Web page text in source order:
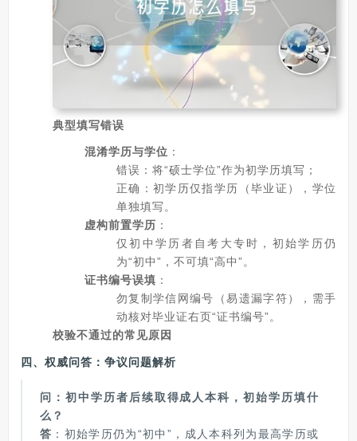
典型填写错误
混淆学历与学位 ：
错误：将“硕士学位”作为初学历填写；
正确：初学历仅指学历（毕业证），学位
单独填写。
虚构前置学历 ：
仅初中学历者自考大专时，初始学历仍
为“初中”，不可填“高中”。
证书编号误填 ：
勿复制学信网编号（易遗漏字符），需手
动核对毕业证右页“证书编号”。
校验不通过的常见原因
四、权威问答：争议问题解析
问：初中学历者后续取得成人本科，初始学历填什
么？
答 ：初始学历仍为“初中”，成人本科列为最高学历或